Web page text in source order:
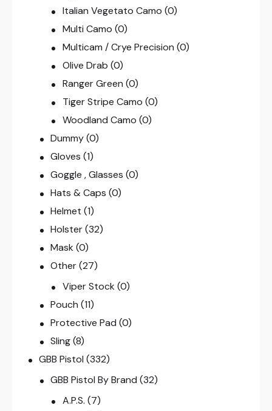
Italian Vegetato Camo (0)
Multi Camo (0)
Multicam / Crye Precision (0)
Olive Drab (0)
Ranger Green (0)
Tiger Stripe Camo (0)
Woodland Camo (0)
Dummy (0)
Gloves (1)
Goggle , Glasses (0)
Hats & Caps (0)
Helmet (1)
Holster (32)
Mask (0)
Other (27)
Viper Stock (0)
Pouch (11)
Protective Pad (0)
Sling (8)
GBB Pistol (332)
GBB Pistol By Brand (32)
A.P.S. (7)